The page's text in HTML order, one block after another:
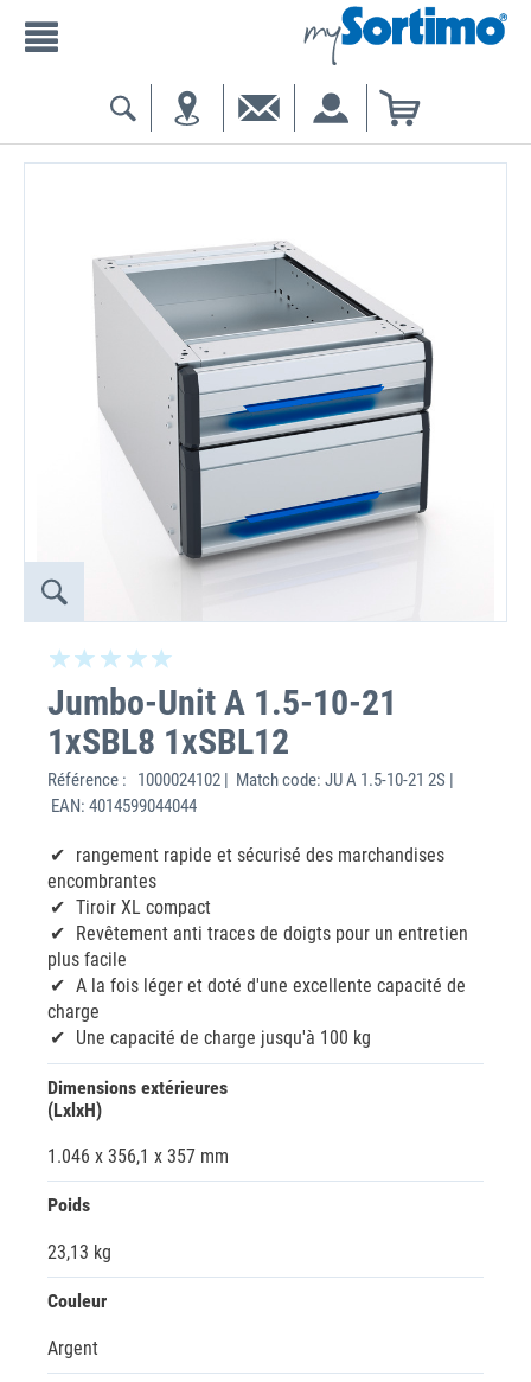
Jumbo-Unit A 1.5-10-21
1xSBL8 1xSBL12
Référence :
1000024102 | Match code: JU A 1.5-10-21 2S |
EAN: 4014599044044
rangement rapide et sécurisé des marchandises
encombrantes
Tiroir XL compact
Revêtement anti traces de doigts pour un entretien
plus facile
A la fois léger et doté d'une excellente capacité de
charge
Une capacité de charge jusqu'à 100 kg
Dimensions extérieures
(LxlxH)
1.046 x 356,1 x 357 mm
Poids
23,13 kg
Couleur
Argent